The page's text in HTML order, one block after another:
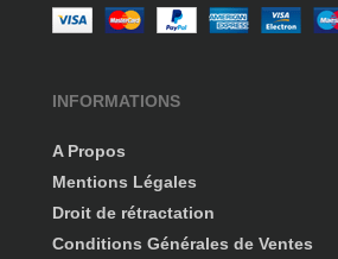
INFORMATIONS
A Propos
Mentions Légales
Droit de rétractation
Conditions Générales de Ventes